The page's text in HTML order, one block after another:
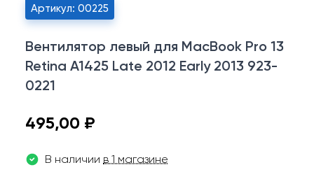
Артикул: 00225
Вентилятор левый для MacBook Pro 13
Retina A1425 Late 2012 Early 2013 923-
0221
495,00 ₽
В наличии в 1 магазине